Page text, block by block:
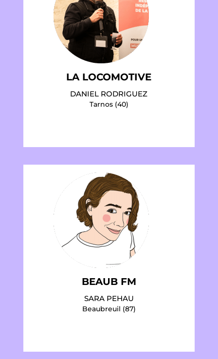
LA LOCOMOTIVE
DANIEL RODRIGUEZ
Tarnos (40)
BEAUB FM
SARA PEHAU
Beaubreuil (87)